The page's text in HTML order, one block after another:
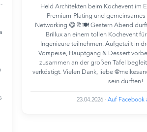
Held Architekten beim Kochevent im
Premium-Plating und
Networking 😋🥂🍽️ Gestern Abend
Brillux an einem tollen Kochevent
Ingenieure teilnehmen. Aufgeteilt in
Vorspeise, Hauptgang & Dessert
zusammen an der großen Tafel
verköstigt. Vielen Dank, liebe
sein durften!
23.04.2026· Auf Facebook